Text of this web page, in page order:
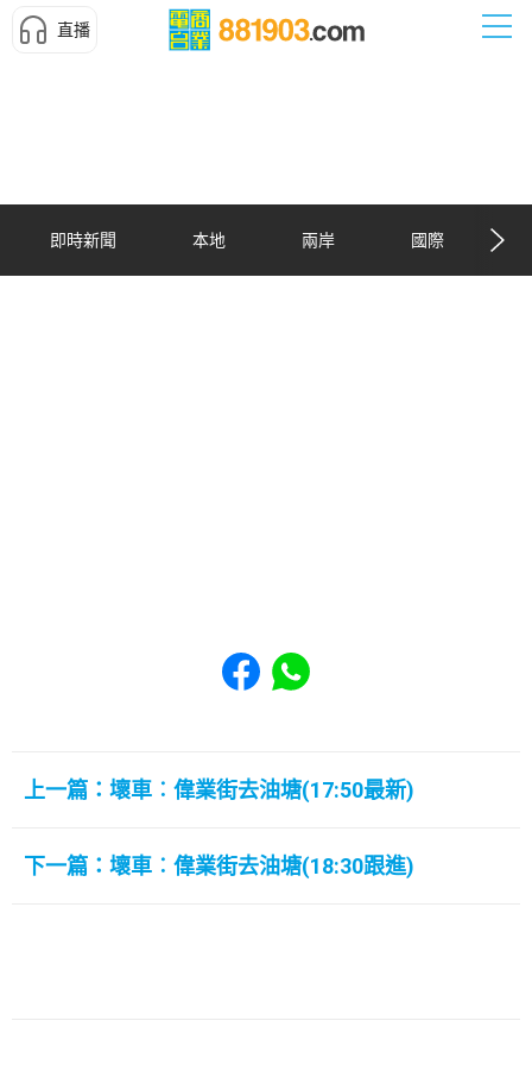
直播
即時新聞 本地 兩岸 國際
Share to Facebook
Share to WhatsApp
上一篇：壞車︰偉業街去油塘(17:50最新)
下一篇：壞車︰偉業街去油塘(18:30跟進)